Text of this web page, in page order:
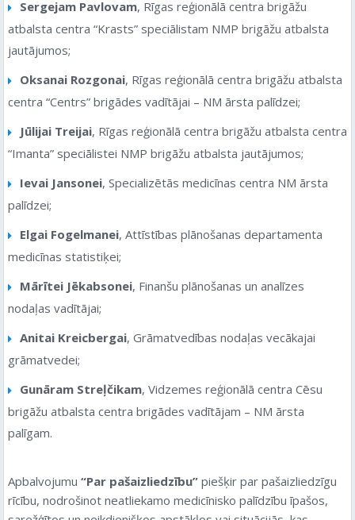
Sergejam Pavlovam, Rīgas reģionālā centra brigāžu
atbalsta centra “Krasts” speciālistam NMP brigāžu atbalsta
jautājumos;
Oksanai Rozgonai, Rīgas reģionālā centra brigāžu atbalsta
centra “Centrs” brigādes vadītājai – NM ārsta palīdzei;
Jūlijai Treijai, Rīgas reģionālā centra brigāžu atbalsta centra
“Imanta” speciālistei NMP brigāžu atbalsta jautājumos;
Ievai Jansonei, Specializētās medicīnas centra NM ārsta
palīdzei;
Elgai Fogelmanei, Attīstības plānošanas departamenta
medicīnas statistiķei;
Mārītei Jēkabsonei, Finanšu plānošanas un analīzes
nodaļas vadītājai;
Anitai Kreicbergai, Grāmatvedības nodaļas vecākajai
grāmatvedei;
Gunāram Streļčikam, Vidzemes reģionālā centra Cēsu
brigāžu atbalsta centra brigādes vadītājam – NM ārsta
palīgam.
Apbalvojumu “Par pašaizliedzību” piešķir par pašaizliedzīgu
rīcību, nodrošinot neatliekamo medicīnisko palīdzību īpašos,